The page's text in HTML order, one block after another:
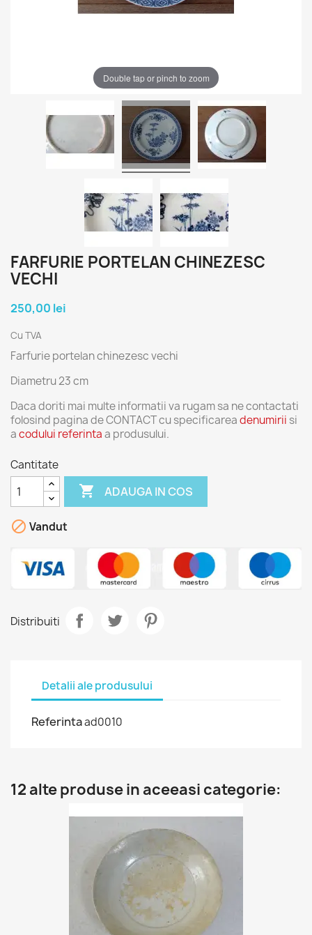
Double tap or pinch to zoom
FARFURIE PORTELAN CHINEZESC
VECHI
250,00 lei
Cu TVA
Farfurie portelan chinezesc vechi
Diametru 23 cm
Daca doriti mai multe informatii va rugam sa ne contactati
folosind pagina de CONTACT cu specificareadenumirii si
acodului referintaa produsului.
Cantitate
 ADAUGA IN COS
 Vandut
Distribuiti
Detalii ale produsului
Referintaad0010
12 alte produse in aceeasi categorie: